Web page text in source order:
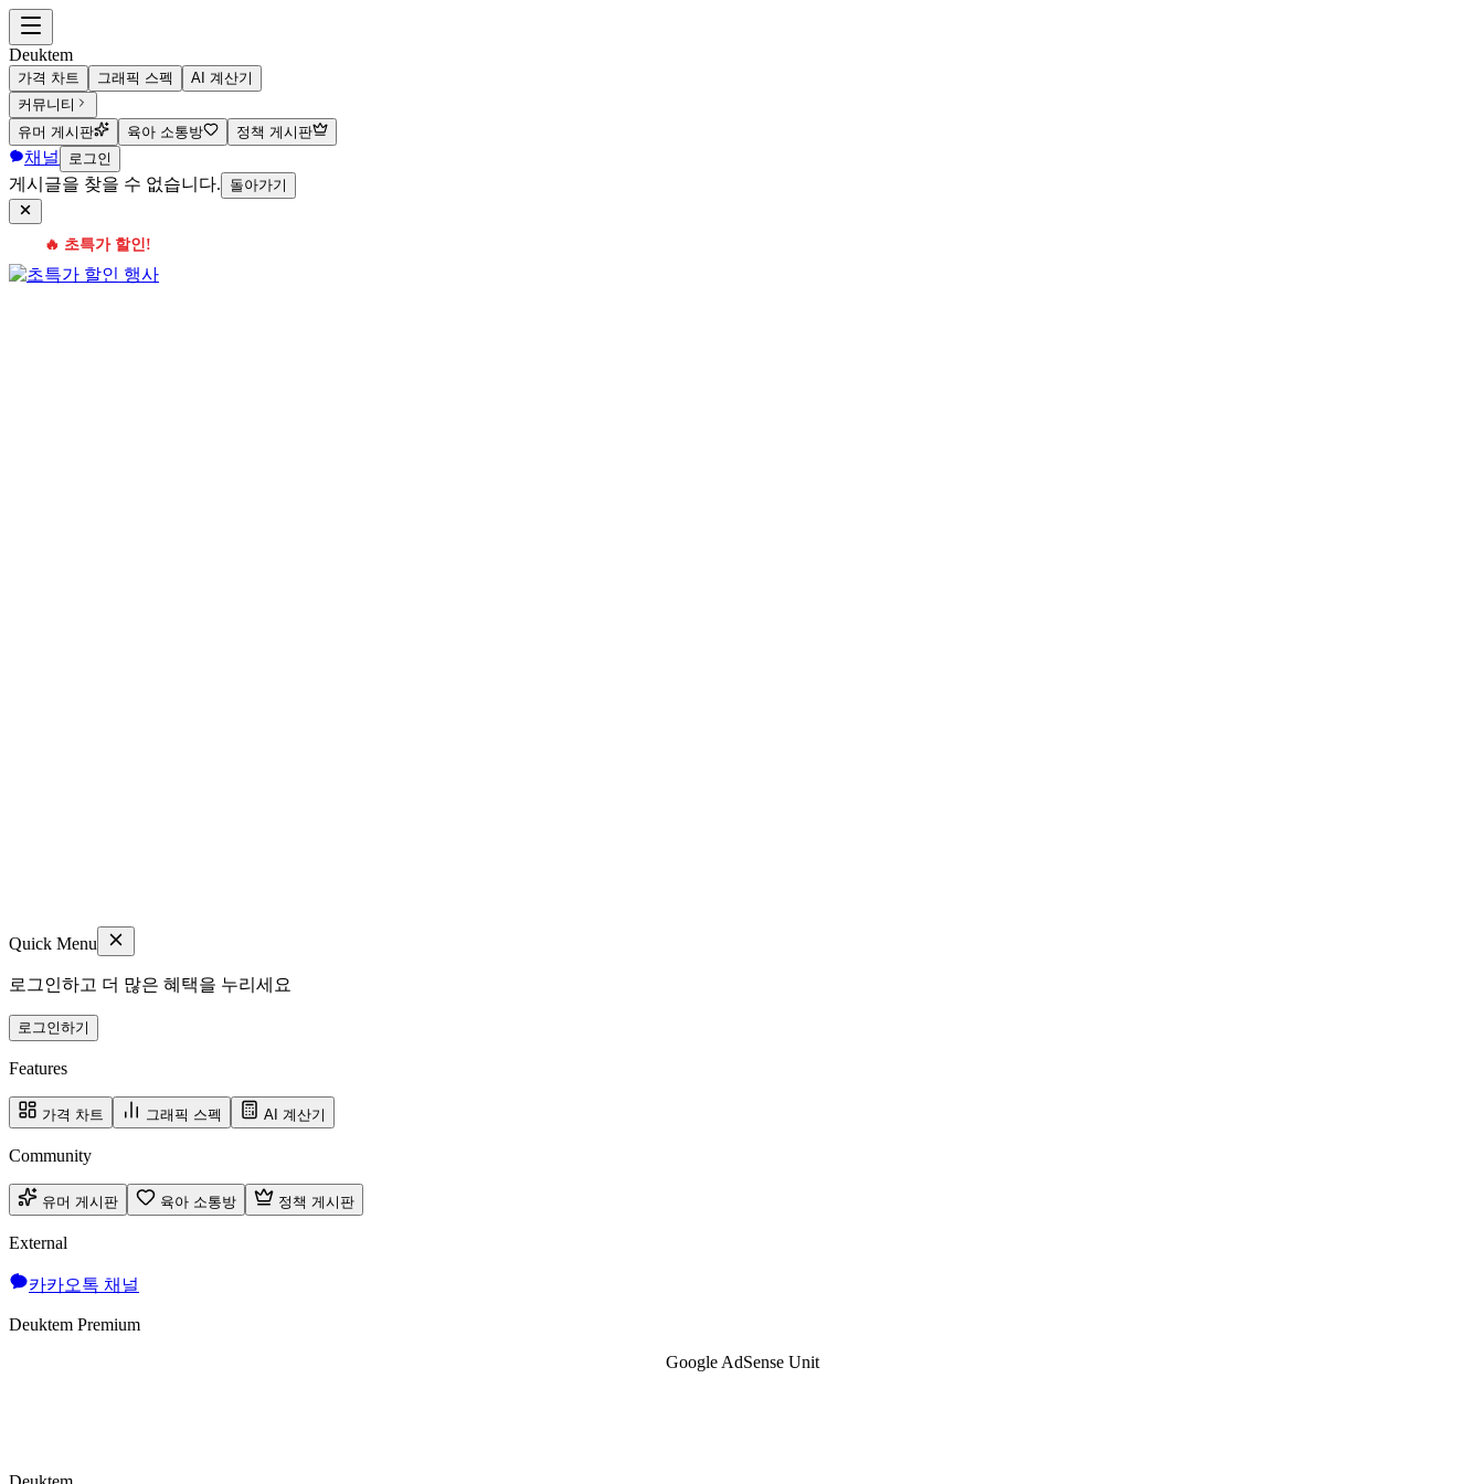
Deuktem
가격 차트 그래픽 스펙
AI 계산기
커뮤니티
유머 게시판
육아 소통방 정책 게시판
채널 로그인
게시글을 찾을 수 없습니다. 돌아가기
🔥 초특가 할인!
Quick Menu
로그인하고 더 많은 혜택을 누리세요
로그인하기
Features
가격 차트 그래픽 스펙 AI 계산기
Community
유머 게시판 육아 소통방 정책 게시판
External
카카오톡 채널
Deuktem Premium
Google AdSense Unit